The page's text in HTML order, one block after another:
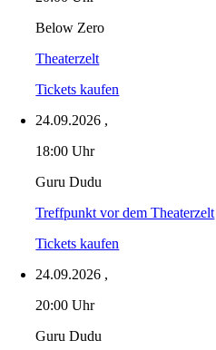
Below Zero
Theaterzelt
Tickets kaufen
24.09.2026 ,
18:00 Uhr
Guru Dudu
Treffpunkt vor dem Theaterzelt
Tickets kaufen
24.09.2026 ,
20:00 Uhr
Guru Dudu